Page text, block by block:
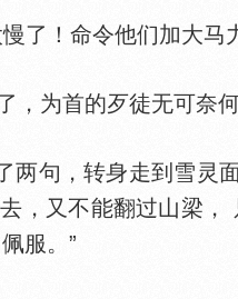
！命令他们加大马
为首的歹徒无可奈
句，转身走到雪灵
，又不能翻过山梁
服。”